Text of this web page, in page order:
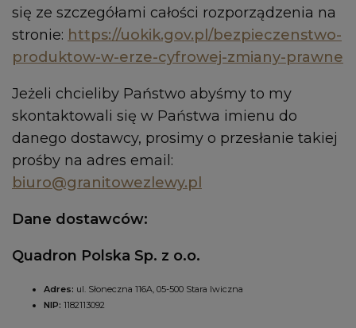
się ze szczegółami całości rozporządzenia na
stronie: https://uokik.gov.pl/bezpieczenstwo-
produktow-w-erze-cyfrowej-zmiany-prawne
Jeżeli chcieliby Państwo abyśmy to my
skontaktowali się w Państwa imienu do
danego dostawcy, prosimy o przesłanie takiej
prośby na adres email:
biuro@granitowezlewy.pl
Dane dostawców:
Quadron Polska Sp. z o.o.
Adres: ul. Słoneczna 116A, 05-500 Stara Iwiczna
NIP: 1182113092